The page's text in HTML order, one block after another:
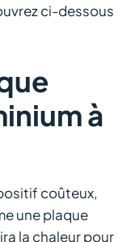
ci-dessous
à
coûteux,
une plaque
la chaleur pour